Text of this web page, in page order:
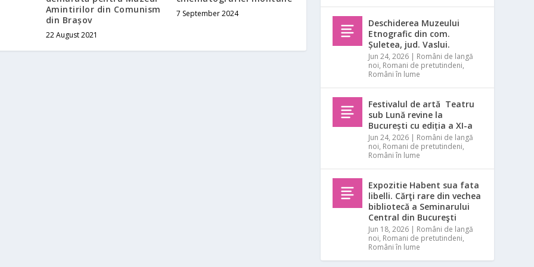
Amintirilor din Comunism
din Brașov
22 August 2021
7 September 2024
Deschiderea Muzeului
Etnografic din com.
Șuletea, jud. Vaslui.
Jun 24, 2026 | Români de langă
noi, Romani de pretutindeni,
Români în lume
Festivalul de artă Teatru
sub Lună revine la
București cu ediția a XI-a
Jun 24, 2026 | Români de langă
noi, Romani de pretutindeni,
Români în lume
Expozitie Habent sua fata
libelli. Cărţi rare din vechea
bibliotecă a Seminarului
Central din Bucureşti
Jun 18, 2026 | Români de langă
noi, Romani de pretutindeni,
Români în lume